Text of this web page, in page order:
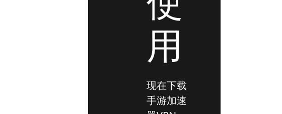
用
现在下载
手游加速